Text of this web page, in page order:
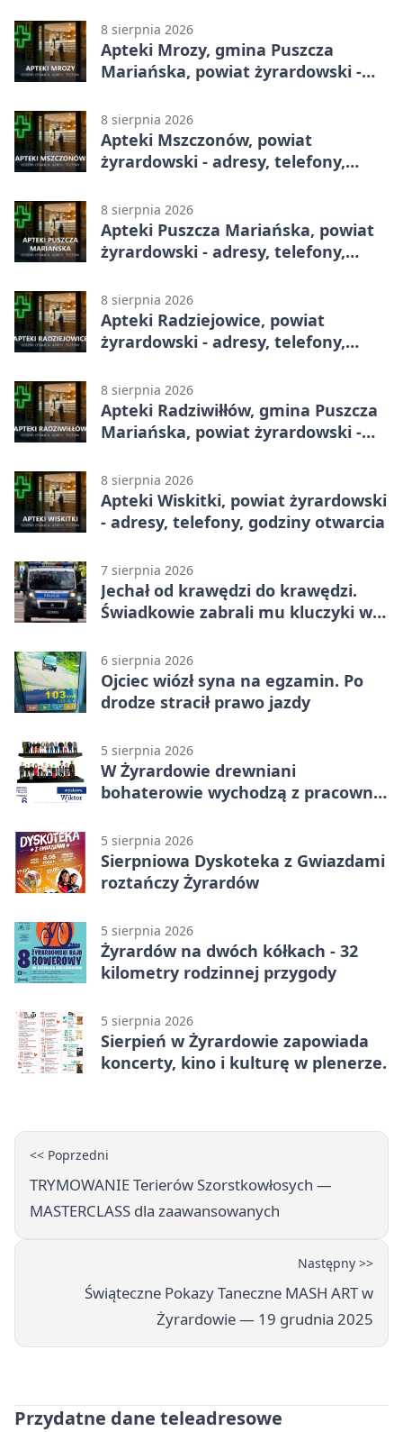
8 sierpnia 2026
Apteki Mrozy, gmina Puszcza
Mariańska, powiat żyrardowski -
8 sierpnia 2026
Apteki Mszczonów, powiat
żyrardowski - adresy, telefony,
8 sierpnia 2026
Apteki Puszcza Mariańska, powiat
żyrardowski - adresy, telefony,
8 sierpnia 2026
Apteki Radziejowice, powiat
żyrardowski - adresy, telefony,
8 sierpnia 2026
Apteki Radziwiłłów, gmina Puszcza
Mariańska, powiat żyrardowski -
8 sierpnia 2026
Apteki Wiskitki, powiat żyrardowski
- adresy, telefony, godziny otwarcia
7 sierpnia 2026
Jechał od krawędzi do krawędzi.
Świadkowie zabrali mu kluczyki w
6 sierpnia 2026
Ojciec wiózł syna na egzamin. Po
drodze stracił prawo jazdy
5 sierpnia 2026
W Żyrardowie drewniani
bohaterowie wychodzą z pracowni
5 sierpnia 2026
Sierpniowa Dyskoteka z Gwiazdami
roztańczy Żyrardów
5 sierpnia 2026
Żyrardów na dwóch kółkach - 32
kilometry rodzinnej przygody
5 sierpnia 2026
Sierpień w Żyrardowie zapowiada
koncerty, kino i kulturę w plenerze.
<< Poprzedni
TRYMOWANIE Terierów Szorstkowłosych —
MASTERCLASS dla zaawansowanych
Następny >>
Świąteczne Pokazy Taneczne MASH ART w
Żyrardowie — 19 grudnia 2025
Przydatne dane teleadresowe